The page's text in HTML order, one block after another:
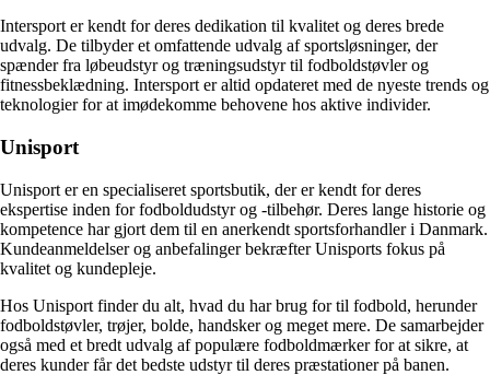
Intersport er kendt for deres dedikation til kvalitet og deres brede
udvalg. De tilbyder et omfattende udvalg af sportsløsninger, der
spænder fra løbeudstyr og træningsudstyr til fodboldstøvler og
fitnessbeklædning. Intersport er altid opdateret med de nyeste trends og
teknologier for at imødekomme behovene hos aktive individer.
Unisport
Unisport er en specialiseret sportsbutik, der er kendt for deres
ekspertise inden for fodboldudstyr og -tilbehør. Deres lange historie og
kompetence har gjort dem til en anerkendt sportsforhandler i Danmark.
Kundeanmeldelser og anbefalinger bekræfter Unisports fokus på
kvalitet og kundepleje.
Hos Unisport finder du alt, hvad du har brug for til fodbold, herunder
fodboldstøvler, trøjer, bolde, handsker og meget mere. De samarbejder
også med et bredt udvalg af populære fodboldmærker for at sikre, at
deres kunder får det bedste udstyr til deres præstationer på banen.